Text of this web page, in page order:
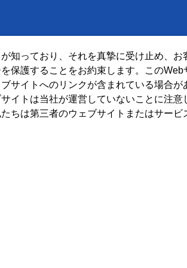
知っており、それを真摯に受け止め、
保護することをお約束します。この
サイトへのリンクが含まれている場合
イトは当社が運営していないことに注
ちは第三者のウェブサイトまたはサー